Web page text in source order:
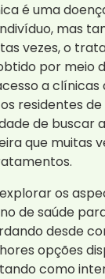
é uma
mas
vezes, o
por meio
a
residentes
de buscar
que muitas
os
de saúde
desde
opções
como